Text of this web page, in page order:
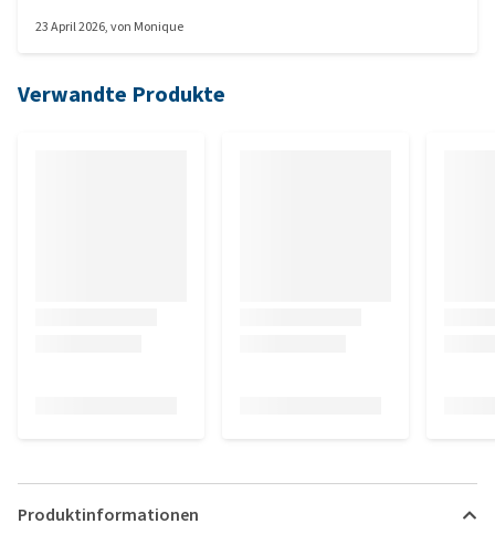
23 April 2026, von Monique
Verwandte Produkte
Produktinformationen